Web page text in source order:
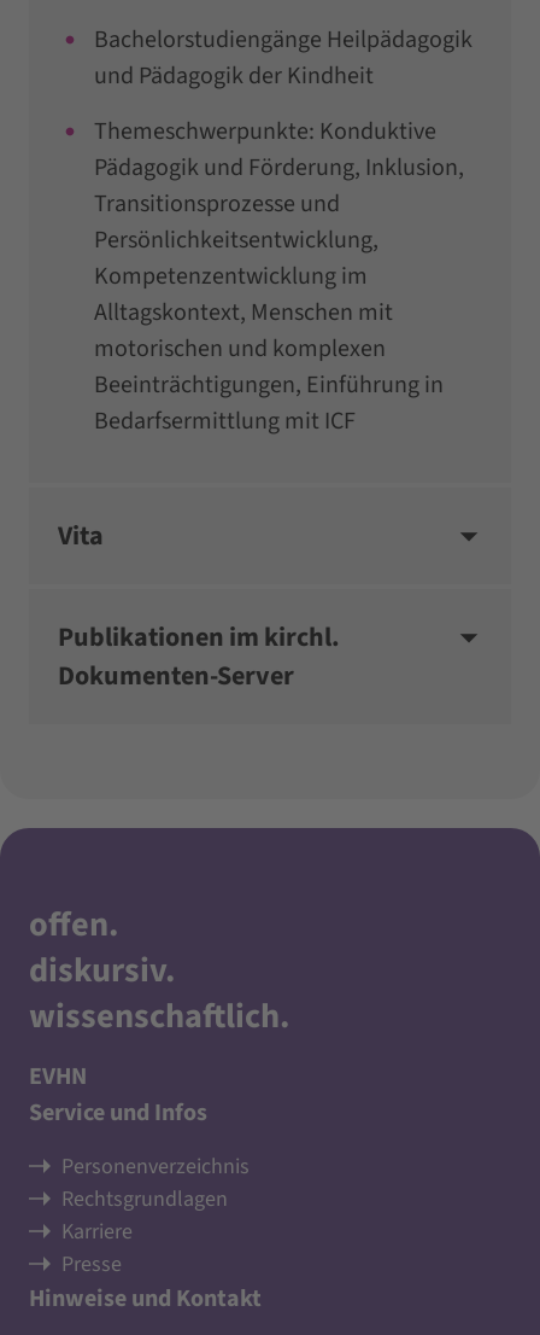
Bachelorstudiengänge Heilpädagogik
und Pädagogik der Kindheit
Themeschwerpunkte: Konduktive
Pädagogik und Förderung, Inklusion,
Transitionsprozesse und
Persönlichkeitsentwicklung,
Kompetenzentwicklung im
Alltagskontext, Menschen mit
motorischen und komplexen
Beeinträchtigungen, Einführung in
Bedarfsermittlung mit ICF
Vita
Publikationen im kirchl.
Dokumenten-Server
offen.
diskursiv.
wissenschaftlich.
EVHN
Service und Infos
Personenverzeichnis
Rechtsgrundlagen
Karriere
Presse
Hinweise und Kontakt